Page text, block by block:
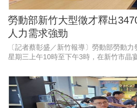
勞動部新竹大型徵才釋出
人力需求強勁
〔記者蔡彰盛／新竹報導〕勞動部勞動
星期三上午10時至下午3時，在新竹市晶
科技業廠商高達37